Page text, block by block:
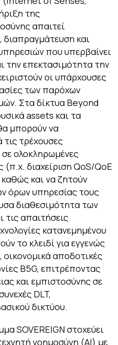
της
απαιτεί
και
που υπερβαίνει
την επεκτασιμότητα την
οι υπάρχουσες
των παρόχων
Στα δίκτυα Beyond
assets και τα
μπορούν να
τρέχουσες
ολοκληρωμένες
(π.χ. διαχείριση QoS/QoE
και να ζητούν
όρων υπηρεσίας τους
διαθεσιμότητα των
τις απαιτήσεις
κατανεμημένου
το κλειδί για εγγενώς
αποδοτικές
B5G, επιτρέποντας
και εμπιστοσύνης σε
DLT,
δικτύου.
SOVEREIGN στοχεύει
νοημοσύνη (AI) με